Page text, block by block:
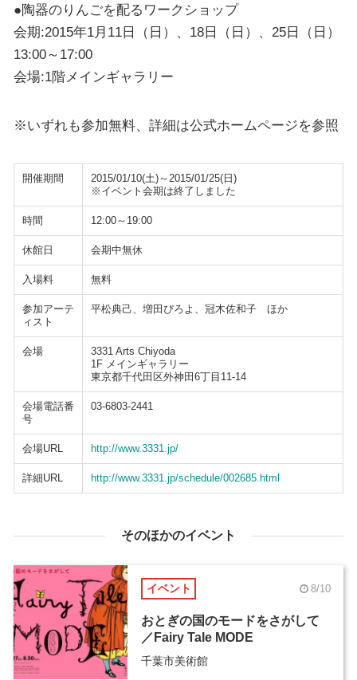
●陶器のりんごを配るワークショップ
会期:2015年1月11日（日）、18日（日）、25日（日）
13:00～17:00
会場:1階メインギャラリー
※いずれも参加無料、詳細は公式ホームページを参照
開催期間
2015/01/10(土)～2015/01/25(日)
※イベント会期は終了しました
時間 12:00～19:00
休館日 会期中無休
入場料 無料
参加アーテ
ィスト
平松典己、増田ぴろよ、冠木佐和子 ほか
会場
3331 Arts Chiyoda
1F メインギャラリー
東京都千代田区外神田6丁目11-14
会場電話番
号
03-6803-2441
会場URL http://www.3331.jp/
詳細URL http://www.3331.jp/schedule/002685.html
そのほかのイベント
イベント 8/10
おとぎの国のモードをさがして
／Fairy Tale MODE
千葉市美術館